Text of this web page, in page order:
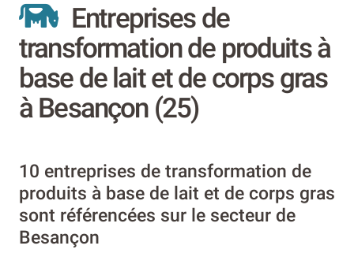
Entreprises de
transformation de produits à
base de lait et de corps gras
à Besançon (25)
10 entreprises de transformation de
produits à base de lait et de corps gras
sont référencées sur le secteur de
Besançon